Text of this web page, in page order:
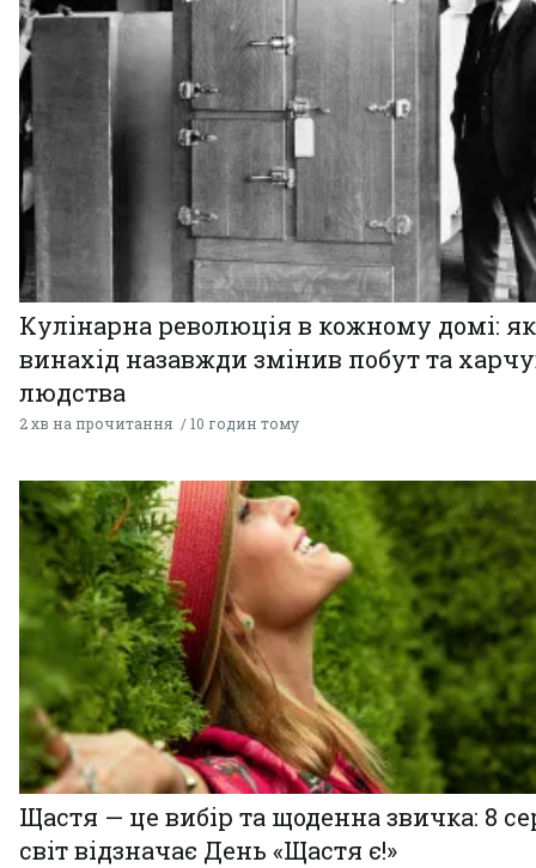
Кулінарна революція в кожному домі:
винахід назавжди змінив побут та
людства
2 хв на прочитання 10 годин тому
Щастя — це вибір та щоденна звичка: 8
світ відзначає День «Щастя є!»